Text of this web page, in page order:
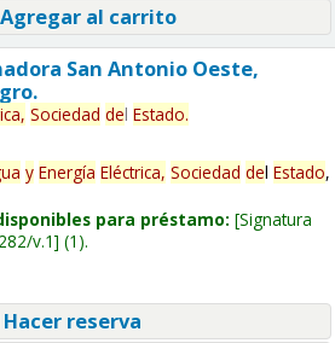
al carrito
San Antonio Oeste,
Sociedad del Estado.
y Energía Eléctrica, Sociedad del Estado,
para préstamo: Signatura
v.1 (1).
reserva